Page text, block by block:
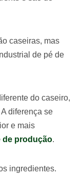
caseiras, mas
de pé de
do caseiro,
diferença se
e mais
de produção.
ingredientes.